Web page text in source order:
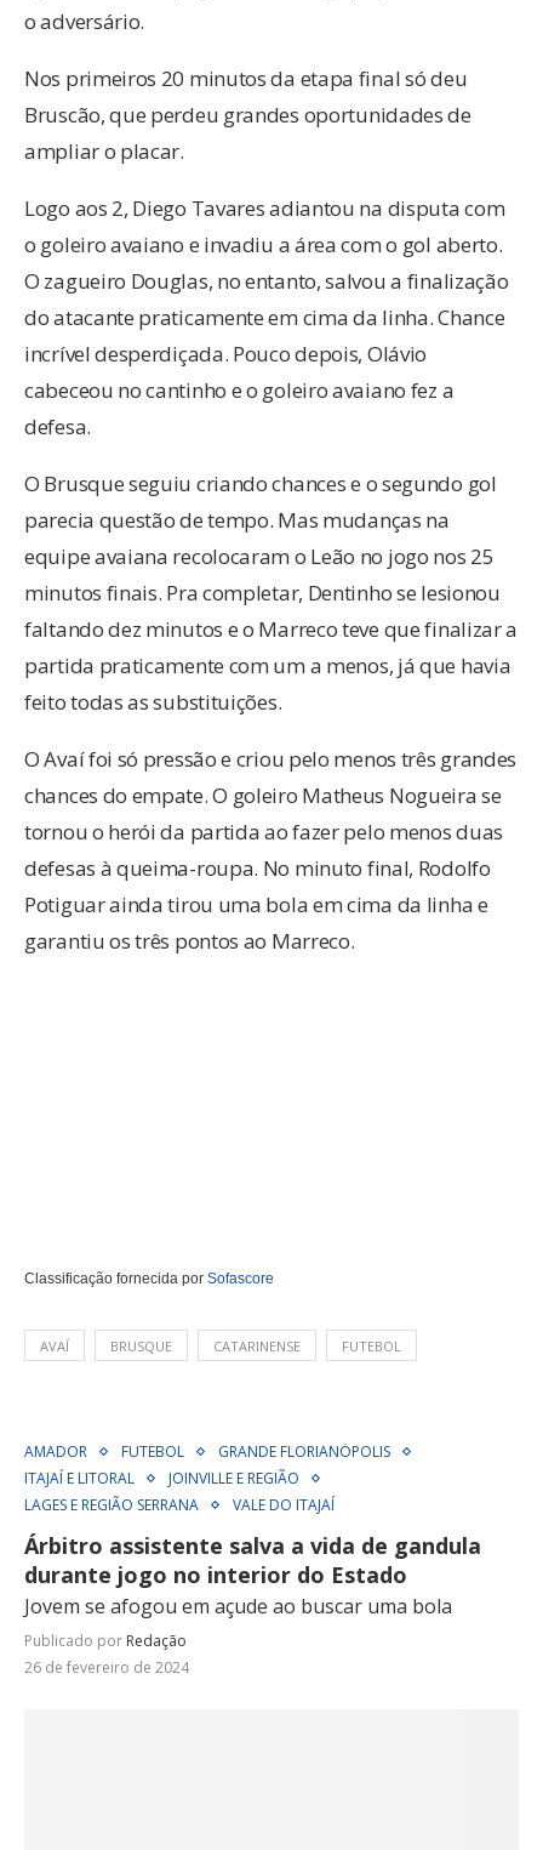
o adversário.
Nos primeiros 20 minutos da etapa final só deu
Bruscão, que perdeu grandes oportunidades de
ampliar o placar.
Logo aos 2, Diego Tavares adiantou na disputa com
o goleiro avaiano e invadiu a área com o gol aberto.
O zagueiro Douglas, no entanto, salvou a finalização
do atacante praticamente em cima da linha. Chance
incrível desperdiçada. Pouco depois, Olávio
cabeceou no cantinho e o goleiro avaiano fez a
defesa.
O Brusque seguiu criando chances e o segundo gol
parecia questão de tempo. Mas mudanças na
equipe avaiana recolocaram o Leão no jogo nos 25
minutos finais. Pra completar, Dentinho se lesionou
faltando dez minutos e o Marreco teve que finalizar a
partida praticamente com um a menos, já que havia
feito todas as substituições.
O Avaí foi só pressão e criou pelo menos três grandes
chances do empate. O goleiro Matheus Nogueira se
tornou o herói da partida ao fazer pelo menos duas
defesas à queima-roupa. No minuto final, Rodolfo
Potiguar ainda tirou uma bola em cima da linha e
garantiu os três pontos ao Marreco.
Classificação fornecida por Sofascore
AVAÍ BRUSQUE CATARINENSE FUTEBOL
AMADOR FUTEBOL
GRANDE FLORIANÓPOLIS
ITAJAÍ E LITORAL
JOINVILLE E REGIÃO
LAGES E REGIÃO SERRANA
VALE DO ITAJAÍ
Árbitro assistente salva a vida de gandula
durante jogo no interior do Estado
Jovem se afogou em açude ao buscar uma bola
Publicado por Redação
26 de fevereiro de 2024